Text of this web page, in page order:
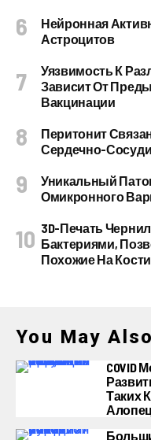
Нейронная
Астроцитов
Уязвимость К
Зависит От
Вакцинации
Перитонит
Сердечно-
Уникальный
Омикронного
3D-Печать
Бактериями,
Похожие На Кости
You May
COVID
Таких